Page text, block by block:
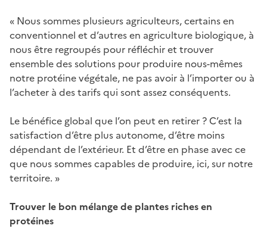
« Nous sommes plusieurs agriculteurs, certains en
conventionnel et d’autres en agriculture biologique, à
nous être regroupés pour réfléchir et trouver
ensemble des solutions pour produire nous-mêmes
notre protéine végétale, ne pas avoir à l’importer ou à
l’acheter à des tarifs qui sont assez conséquents.
Le bénéfice global que l’on peut en retirer ? C’est la
satisfaction d’être plus autonome, d’être moins
dépendant de l’extérieur. Et d’être en phase avec ce
que nous sommes capables de produire, ici, sur notre
territoire. »
Trouver le bon mélange de plantes riches en
protéines